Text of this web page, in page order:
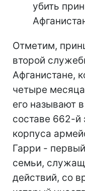
убить
Отметим,
второй
Афганистане,
четыре
его называют
составе 662-й
корпуса
Гарри -
семьи,
действий, со